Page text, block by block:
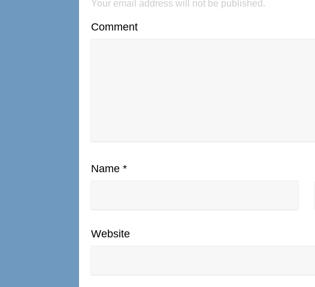
Your email address will not be published.
Comment
Name *
Website